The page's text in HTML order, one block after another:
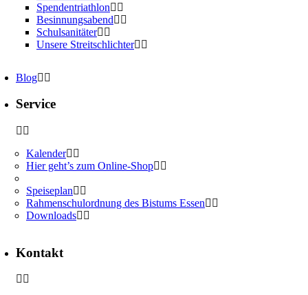
Spendentriathlon
Besinnungsabend
Schulsanitäter
Unsere Streitschlichter
Blog
Service
Kalender
Hier geht’s zum Online-Shop
Speiseplan
Rahmenschulordnung des Bistums Essen
Downloads
Kontakt